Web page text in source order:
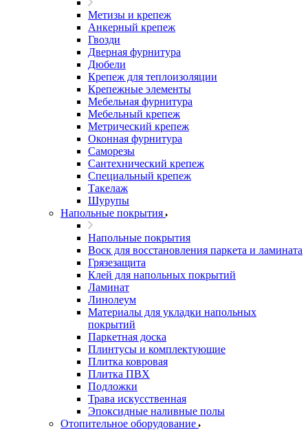
Метизы и крепеж
Анкерный крепеж
Гвозди
Дверная фурнитура
Дюбели
Крепеж для теплоизоляции
Крепежные элементы
Мебельная фурнитура
Мебельный крепеж
Метрический крепеж
Оконная фурнитура
Саморезы
Сантехнический крепеж
Специальный крепеж
Такелаж
Шурупы
Напольные покрытия
Напольные покрытия
Воск для восстановления паркета и ламината
Грязезащита
Клей для напольных покрытий
Ламинат
Линолеум
Материалы для укладки напольных
покрытий
Паркетная доска
Плинтусы и комплектующие
Плитка ковровая
Плитка ПВХ
Подложки
Трава искусственная
Эпоксидные наливные полы
Отопительное оборудование